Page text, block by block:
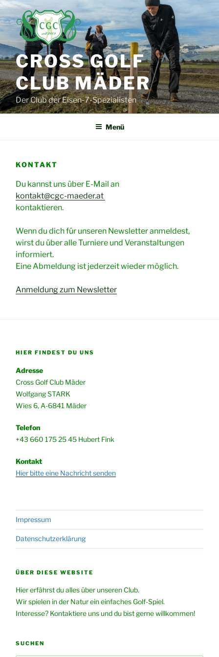
Zum
Inhalt
springen
CROSS GOLF
CLUB MÄDER
Der Club der Eisen-7-Spezialisten
Menü
KONTAKT
Du kannst uns über E-Mail an
kontakt@cgc-maeder.at
kontaktieren.
Wenn du dich für unseren Newsletter anmeldest,
wirst du über alle Turniere und Veranstaltungen
informiert.
Eine Abmeldung ist jederzeit wieder möglich.
Anmeldung zum Newsletter
HIER FINDEST DU UNS
Adresse
Cross Golf Club Mäder
Wolfgang STARK
Wies 6, A-6841 Mäder
Telefon
+43 660 175 25 45 Hubert Fink
Kontakt
Hier bitte eine Nachricht senden
Impressum
Datenschutzerklärung
ÜBER DIESE WEBSITE
Hier erfährst du alles über unseren Club.
Wir spielen in der Natur ein einfaches Golf-Spiel.
Interesse? Kontaktiere uns und du bist gerne willkommen!
SUCHEN